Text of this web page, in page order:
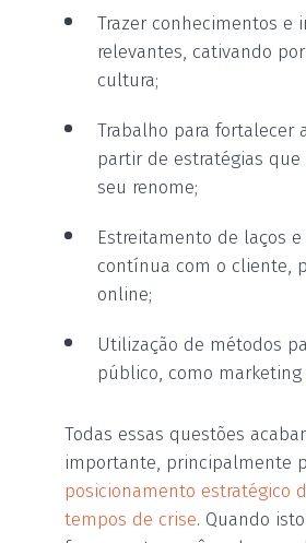
Trazer conhecimentos e
relevantes, cativando
cultura;
Trabalho para fortalecer
partir de estratégias
seu renome;
Estreitamento de laços
contínua com o cliente,
online;
Utilização de métodos
público, como
Todas essas questões
importante, principalmente
posicionamento estratégico
tempos de crise. Quando